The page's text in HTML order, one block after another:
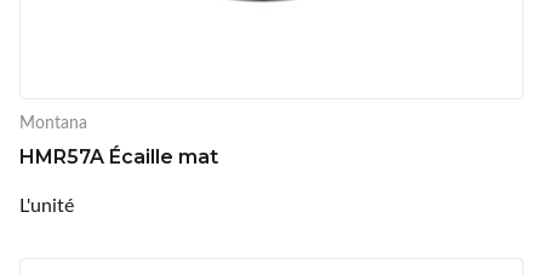
Montana
HMR57A Écaille mat
L'unité